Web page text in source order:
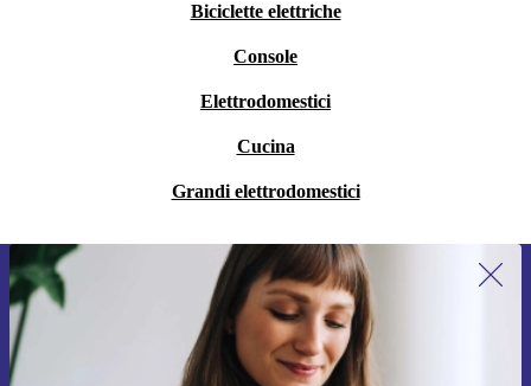
Biciclette elettriche
Console
Elettrodomestici
Cucina
Grandi elettrodomestici
Iscriviti per la prima volta alla nostra
newsletter e ottieni 15€ di sconto!
Non farti più scappare le migliori offerte.